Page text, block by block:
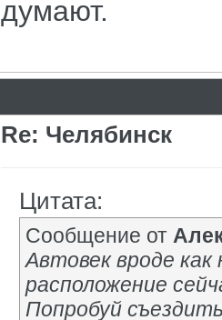
думают.
Re: Челябинск
Цитата:
Сообщение от
Автовек вроде
расположение
Попробуй